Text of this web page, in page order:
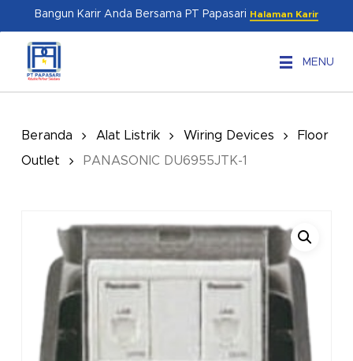
content
Bangun Karir Anda Bersama PT Papasari Halaman Karir
MENU
Beranda Alat Listrik Wiring Devices
Floor
Outlet
PANASONIC DU6955JTK-1
Menu